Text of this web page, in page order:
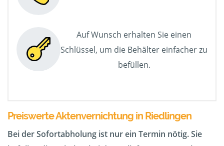
Auf Wunsch erhalten Sie einen
Schlüssel, um die Behälter einfacher zu
befüllen.
Preiswerte Aktenvernichtung in Riedlingen
Bei der Sofortabholung ist nur ein Termin nötig. Sie